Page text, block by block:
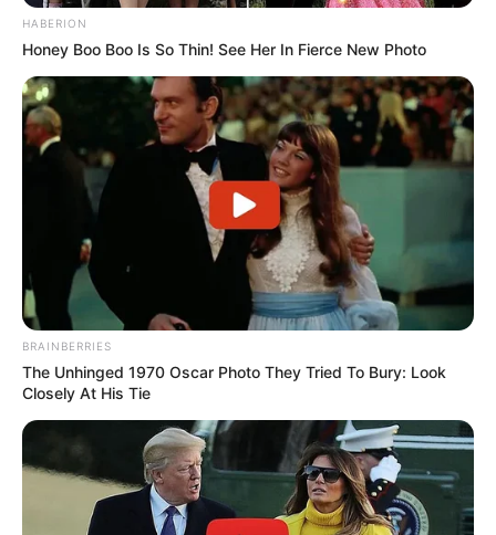
Participe do nosso grupo do
WhatsApp!
Fique informado em tempo real sobre as principais
notícias de Paraguaçu Paulista e região
Clique aqui para entrar no grupo
HABERION
Honey Boo Boo Is So Thin! See Her In Fierce New Photo
BRAINBERRIES
The Unhinged 1970 Oscar Photo They Tried To Bury: Look
Closely At His Tie